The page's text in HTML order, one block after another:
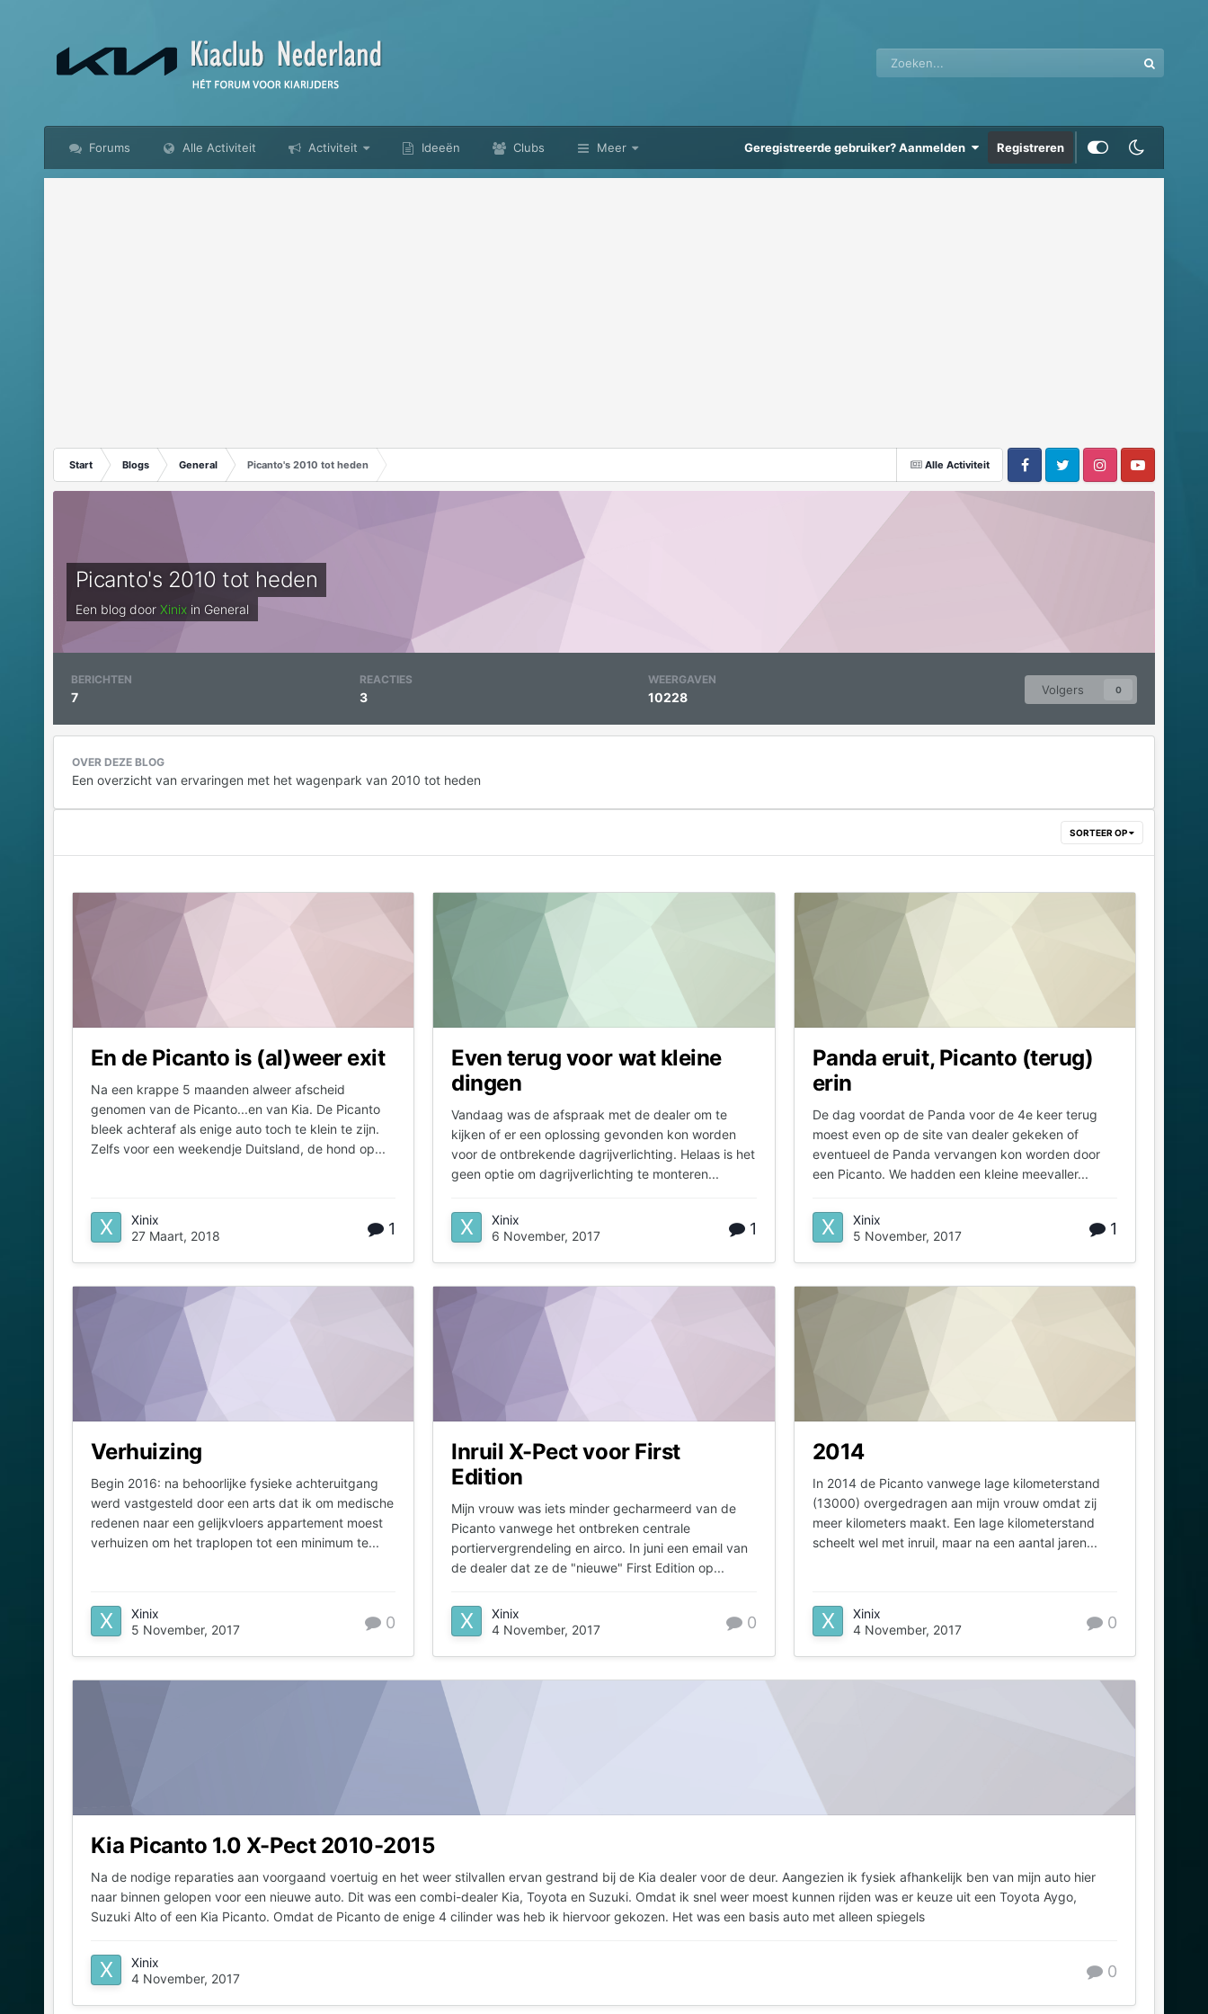
Forums Alle Activiteit Activiteit Ideeën Clubs Meer Geregistreerde gebruiker? Aanmelden Registreren
Alle Activiteit
Start Blogs General Picanto's 2010 tot heden
Picanto's 2010 tot heden
Een blog door Xinixin General
Volgers 0
BERICHTEN
7
REACTIES
3
WEERGAVEN
10228
OVER DEZE BLOG
Een overzicht van ervaringen met het wagenpark van 2010 tot heden
SORTEER OP
En de Picanto is (al)weer exit
Na een krappe 5 maanden alweer afscheid
genomen van de Picanto...en van Kia. De Picanto
bleek achteraf als enige auto toch te klein te zijn.
Zelfs voor een weekendje Duitsland, de hond op...
Xinix
27 Maart, 2018
1
Even terug voor wat kleine
dingen
Vandaag was de afspraak met de dealer om te
kijken of er een oplossing gevonden kon worden
voor de ontbrekende dagrijverlichting. Helaas is het
geen optie om dagrijverlichting te monteren...
Xinix
6 November, 2017
1
Panda eruit, Picanto (terug)
erin
De dag voordat de Panda voor de 4e keer terug
moest even op de site van dealer gekeken of
eventueel de Panda vervangen kon worden door
een Picanto. We hadden een kleine meevaller...
Xinix
5 November, 2017
1
Verhuizing
Begin 2016: na behoorlijke fysieke achteruitgang
werd vastgesteld door een arts dat ik om medische
redenen naar een gelijkvloers appartement moest
verhuizen om het traplopen tot een minimum te...
Xinix
5 November, 2017
0
Inruil X-Pect voor First
Edition
Mijn vrouw was iets minder gecharmeerd van de
Picanto vanwege het ontbreken centrale
portiervergrendeling en airco. In juni een email van
de dealer dat ze de "nieuwe" First Edition op...
Xinix
4 November, 2017
0
2014
In 2014 de Picanto vanwege lage kilometerstand
(13000) overgedragen aan mijn vrouw omdat zij
meer kilometers maakt. Een lage kilometerstand
scheelt wel met inruil, maar na een aantal jaren...
Xinix
4 November, 2017
0
Kia Picanto 1.0 X-Pect 2010-2015
Na de nodige reparaties aan voorgaand voertuig en het weer stilvallen ervan gestrand bij de Kia dealer voor de deur. Aangezien ik fysiek afhankelijk ben van mijn auto hier
naar binnen gelopen voor een nieuwe auto. Dit was een combi-dealer Kia, Toyota en Suzuki. Omdat ik snel weer moest kunnen rijden was er keuze uit een Toyota Aygo,
Suzuki Alto of een Kia Picanto. Omdat de Picanto de enige 4 cilinder was heb ik hiervoor gekozen. Het was een basis auto met alleen spiegels
Xinix
4 November, 2017
0